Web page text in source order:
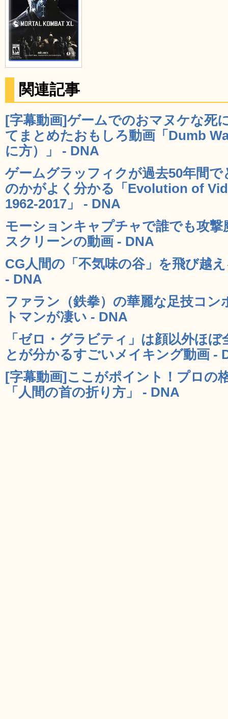
関連記事
[字幕動画]ゲームでのおマヌケな死
てまとめたおもしろ動画「Dumb
に方）」 - DNA
ゲームグラッフィクが過去50年間
のかがよく分かる「Evolution of
1962-2017」 - DNA
モーションキャプチャで誰でも攻
スクリーンの動画 - DNA
CG人間の「不気味の谷」を飛び越
- DNA
ファラン（鉄拳）の華麗な足技コン
トマンが凄い - DNA
「ゼロ・グラビティ」は顔以外ほ
とが分かるすごいメイキング動画 -
[字幕動画]ここがポイント！プロの
「人間の首の折り方」 - DNA